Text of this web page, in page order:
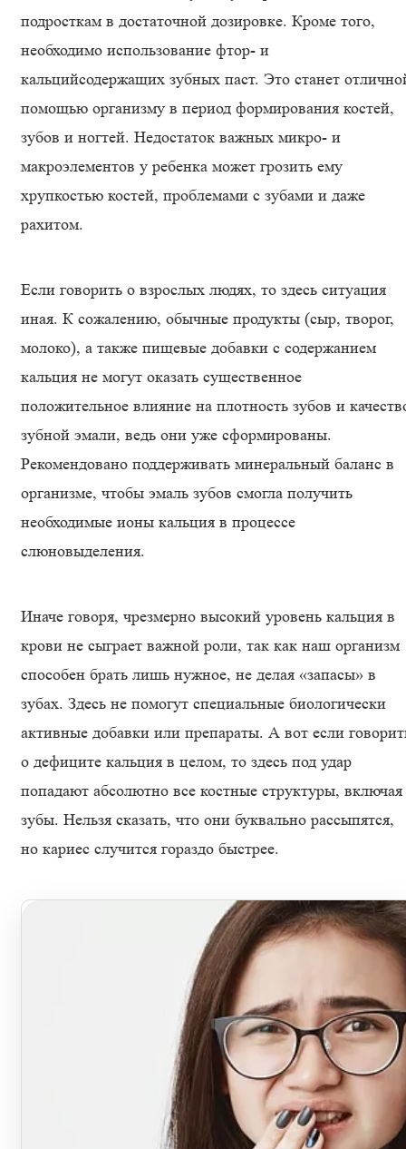
подросткам в достаточной дозировке. Кроме того,
необходимо использование фтор- и
кальцийсодержащих зубных паст. Это станет
помощью организму в период формирования костей,
зубов и ногтей. Недостаток важных микро- и
макроэлементов у ребенка может грозить ему
хрупкостью костей, проблемами с зубами и даже
рахитом.
Если говорить о взрослых людях, то здесь ситуация
иная. К сожалению, обычные продукты (сыр, творог,
молоко), а также пищевые добавки с содержанием
кальция не могут оказать существенное
положительное влияние на плотность зубов и
зубной эмали, ведь они уже сформированы.
Рекомендовано поддерживать минеральный баланс в
организме, чтобы эмаль зубов смогла получить
необходимые ионы кальция в процессе
слюновыделения.
Иначе говоря, чрезмерно высокий уровень кальция в
крови не сыграет важной роли, так как наш организм
способен брать лишь нужное, не делая «запасы» в
зубах. Здесь не помогут специальные биологически
активные добавки или препараты. А вот если
о дефиците кальция в целом, то здесь под удар
попадают абсолютно все костные структуры, включая
зубы. Нельзя сказать, что они буквально рассыпятся,
но кариес случится гораздо быстрее.